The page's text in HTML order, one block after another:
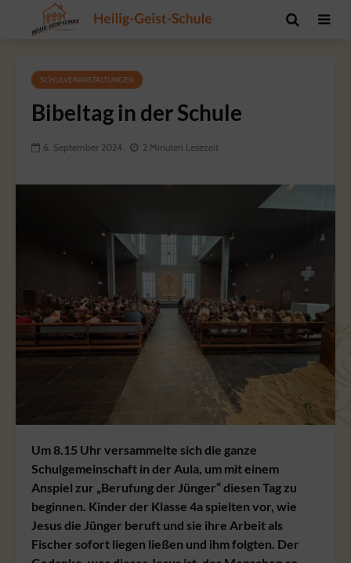
SCHULVERANSTALTUNGEN
Bibeltag in der Schule
6. September 2024 2 Minuten Lesezeit
Um 8.15 Uhr versammelte sich die ganze
Schulgemeinschaft in der Aula, um mit einem
Anspiel zur „Berufung der Jünger“ diesen Tag zu
beginnen. Kinder der Klasse 4a spielten vor, wie
Jesus die Jünger beruft und sie ihre Arbeit als
Fischer sofort liegen ließen und ihm folgten. Der